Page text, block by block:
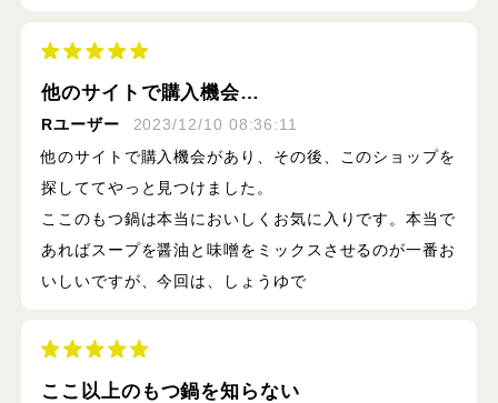
他のサイトで購入機会…
Rユーザー
2023/12/10 08:36:11
他のサイトで購入機会があり、その後、このショップを
探しててやっと見つけました。
ここのもつ鍋は本当においしくお気に入りです。本当で
あればスープを醤油と味噌をミックスさせるのが一番お
いしいですが、今回は、しょうゆで
ここ以上のもつ鍋を知らない